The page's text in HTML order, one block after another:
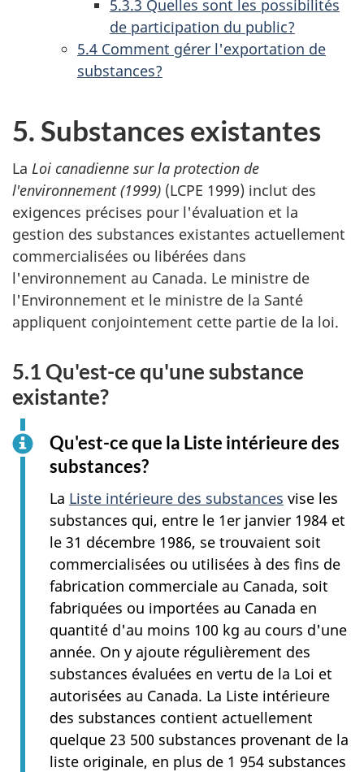
5.3.3 Quelles sont les possibilités
de participation du public?
5.4 Comment gérer l'exportation de
substances?
5. Substances existantes
La Loi canadienne sur la protection de
l'environnement (1999) (LCPE 1999) inclut des
exigences précises pour l'évaluation et la
gestion des substances existantes actuellement
commercialisées ou libérées dans
l'environnement au Canada. Le ministre de
l'Environnement et le ministre de la Santé
appliquent conjointement cette partie de la loi.
5.1 Qu'est-ce qu'une substance
existante?
Qu'est-ce que la Liste intérieure des
substances?
La Liste intérieure des substances vise les
substances qui, entre le 1er janvier 1984 et
le 31 décembre 1986, se trouvaient soit
commercialisées ou utilisées à des fins de
fabrication commerciale au Canada, soit
fabriquées ou importées au Canada en
quantité d'au moins 100 kg au cours d'une
année. On y ajoute régulièrement des
substances évaluées en vertu de la Loi et
autorisées au Canada. La Liste intérieure
des substances contient actuellement
quelque 23 500 substances provenant de la
liste originale, en plus de 1 954 substances